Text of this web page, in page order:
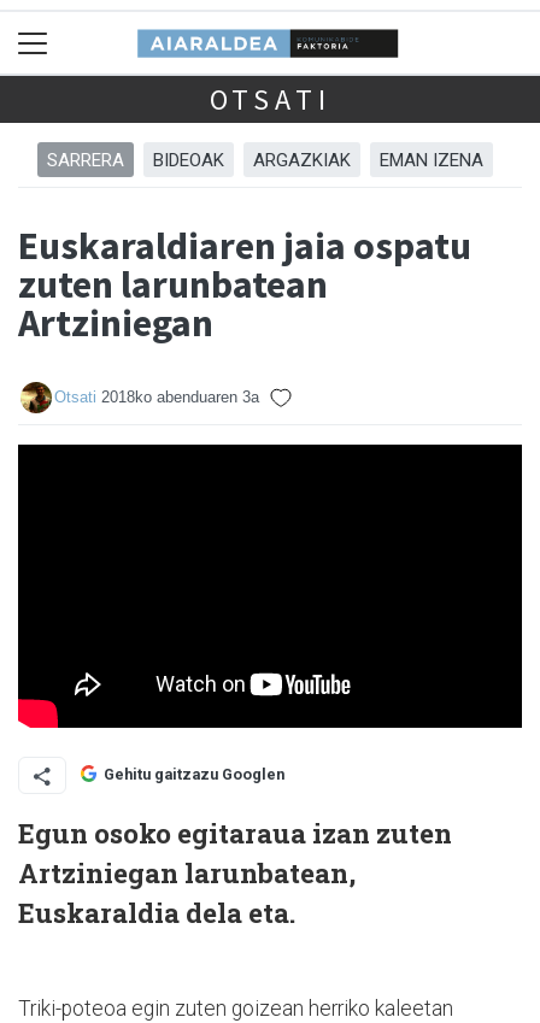
OTSATI
SARRERA BIDEOAK ARGAZKIAK EMAN IZENA
Euskaraldiaren jaia ospatu
zuten larunbatean
Artziniegan
Otsati 2018ko abenduaren 3a
Gehitu gaitzazu Googlen
Egun osoko egitaraua izan zuten
Artziniegan larunbatean,
Euskaraldia dela eta.
Triki-poteoa egin zuten goizean herriko kaleetan